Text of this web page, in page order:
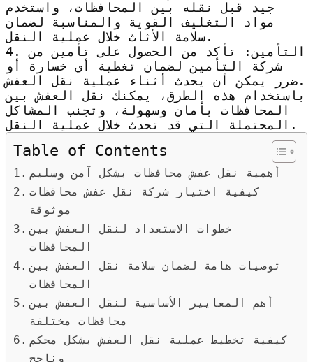
جيد قبل نقله بين المحافظات، واستخدم
مواد التغليف القوية والمناسبة لضمان
سلامة الأثاث خلال عملية النقل.
4. التأمين: تأكد من الحصول على تأمين من
شركة التأمين لضمان تغطية أي خسارة أو
ضرر يمكن أن يحدث أثناء عملية نقل العفش.
باستخدام هذه الطرق، يمكنك نقل العفش بين
المحافظات بأمان وسهولة، وتجنب المشاكل
المحتملة التي قد تحدث خلال عملية النقل.
Table of Contents
أهمية نقل عفش محافظات بشكل آمن وسليم
كيفية اختيار شركة نقل عفش محافظات
موثوقة
خطوات الاستعداد لنقل العفش بين
المحافظات
توصيات هامة لضمان سلامة نقل العفش بين
المحافظات
أهم المعايير الأساسية لنقل العفش بين
محافظات مختلفة
كيفية تخطيط عملية نقل العفش بشكل محكم
وناجح